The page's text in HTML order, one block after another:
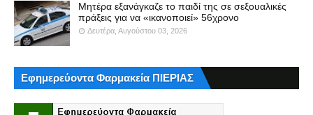
Μητέρα εξανάγκαζε το παιδί της σε σεξουαλικές
πράξεις για να «ικανοποιεί» 56χρονο
Δευτέρα, Αυγούστου 03, 2026
Εφημερεύοντα Φαρμακεία ΠΙΕΡΙΑΣ